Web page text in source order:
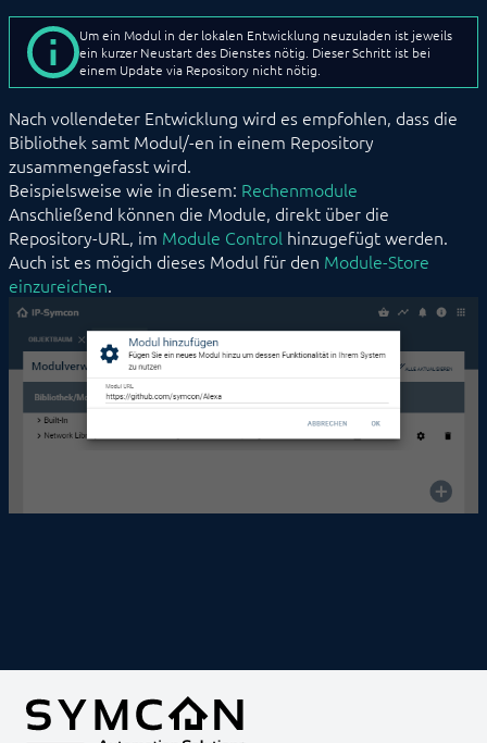
Tools
Spezialschalter
Um ein Modul in der lokalen Entwicklung neuzuladen ist jeweils
ein kurzer Neustart des Dienstes nötig. Dieser Schritt ist bei
einem Update via Repository nicht nötig.
Nach vollendeter Entwicklung wird es empfohlen, dass die
Bibliothek samt Modul/-en in einem Repository
zusammengefasst wird.
Beispielsweise wie in diesem: Rechenmodule
Anschließend können die Module, direkt über die
Repository-URL, im Module Control hinzugefügt werden.
Auch ist es mögich dieses Modul für den Module-Store
einzureichen.